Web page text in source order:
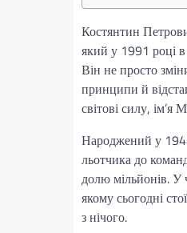
Костянтин
який у 1991 році в
Він не просто
принципи й
світові силу,
Народжений у
льотчика до
долю мільйонів. У
якому сьогодні
з нічого.